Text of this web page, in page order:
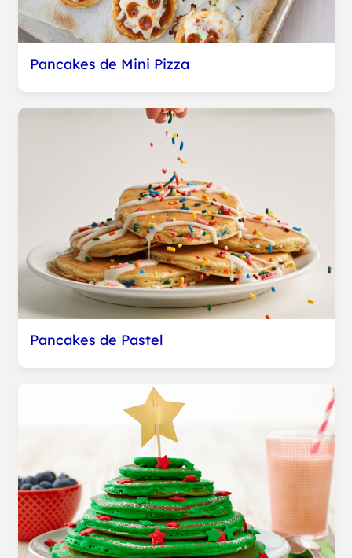
Pancakes de Mini Pizza
Pancakes de Pastel